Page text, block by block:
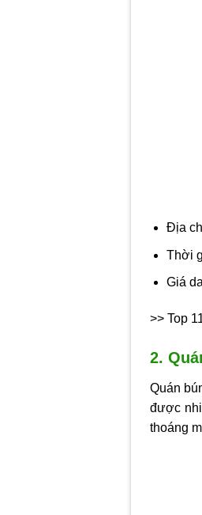
Địa
Thời
Giá
>> Top
2.
Quán
được
thoáng